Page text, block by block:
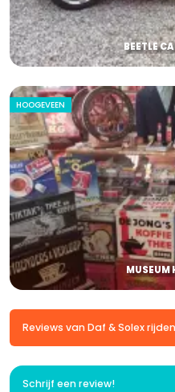
BEETLE
HOOGEVEEN
MUSEUM
Reviews van Daf & Solex rijden
Schrijf een review!